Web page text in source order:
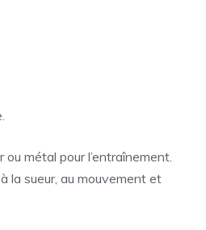
métal pour l’entraînement.
la sueur, au mouvement et